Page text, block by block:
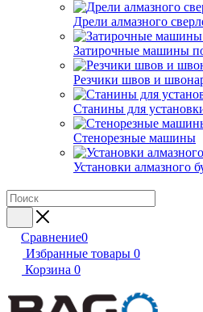
Дрели алмазного
Затирочные машины
Резчики швов и
Станины для
Стенорезные машины
Установки алмазного
Сравнение0
Избранные товары 0
Корзина 0